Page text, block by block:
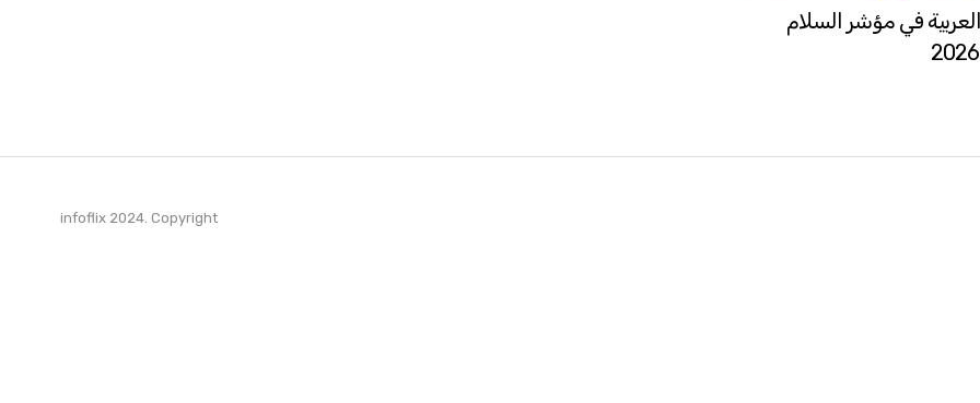
في مؤشر السلام
infoflix 2024. Copyright